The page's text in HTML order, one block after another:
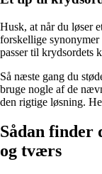
Husk, at når du løser
forskellige
passer til krydsordets
Så næste gang du
bruge nogle af de
den rigtige løsning.
Sådan finder
og tværs